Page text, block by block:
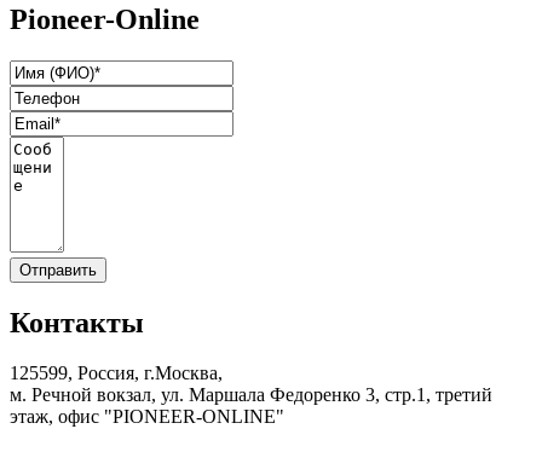
Pioneer-Online
Контакты
125599, Россия, г.Москва,
м. Речной вокзал, ул. Маршала Федоренко 3, стр.1, третий
этаж, офис "PIONEER-ONLINE"